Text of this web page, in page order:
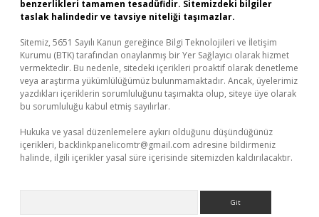
benzerlikleri tamamen tesadüfidir. Sitemizdeki bilgiler
taslak halindedir ve tavsiye niteliği taşımazlar.
Sitemiz, 5651 Sayılı Kanun gereğince Bilgi Teknolojileri ve İletişim
Kurumu (BTK) tarafından onaylanmış bir Yer Sağlayıcı olarak hizmet
vermektedir. Bu nedenle, sitedeki içerikleri proaktif olarak denetleme
veya araştırma yükümlülüğümüz bulunmamaktadır. Ancak, üyelerimiz
yazdıkları içeriklerin sorumluluğunu taşımakta olup, siteye üye olarak
bu sorumluluğu kabul etmiş sayılırlar.
Hukuka ve yasal düzenlemelere aykırı olduğunu düşündüğünüz
içerikleri, backlinkpanelicomtr@gmail.com adresine bildirmeniz
halinde, ilgili içerikler yasal süre içerisinde sitemizden kaldırılacaktır.